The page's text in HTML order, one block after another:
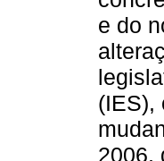
e do
(IES),
2006,